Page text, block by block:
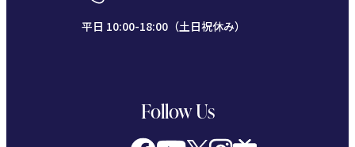
平日 10:00-18:00（土日祝休み）
Follow Us